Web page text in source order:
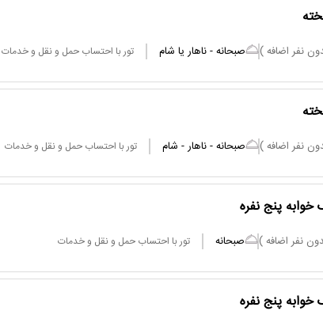
نفر اضافه ) صبحانه - ناهار یا شام تور با احتساب حمل و نقل و خدمات
نفر اضافه ) صبحانه - ناهار - شام تور با احتساب حمل و نقل و خدمات
خوابه پنج نفره
نفر اضافه ) صبحانه تور با احتساب حمل و نقل و خدمات
خوابه پنج نفره